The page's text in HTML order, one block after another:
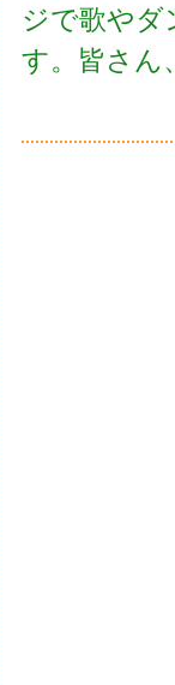
ジで歌やダ
す。皆さん